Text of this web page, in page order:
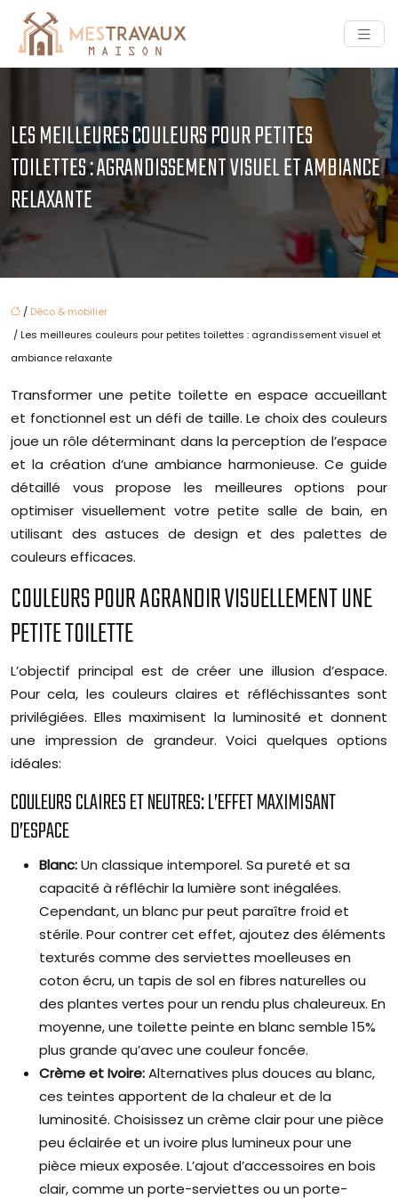
LES MEILLEURES COULEURS POUR PETITES
TOILETTES : AGRANDISSEMENT VISUEL ET AMBIANCE
RELAXANTE
/ Déco & mobilier
/ Les meilleures couleurs pour petites toilettes : agrandissement visuel et
ambiance relaxante
Transformer une petite toilette en espace accueillant
et fonctionnel est un défi de taille. Le choix des couleurs
joue un rôle déterminant dans la perception de l’espace
et la création d’une ambiance harmonieuse. Ce guide
détaillé vous propose les meilleures options pour
optimiser visuellement votre petite salle de bain, en
utilisant des astuces de design et des palettes de
couleurs efficaces.
COULEURS POUR AGRANDIR VISUELLEMENT UNE
PETITE TOILETTE
L’objectif principal est de créer une illusion d’espace.
Pour cela, les couleurs claires et réfléchissantes sont
privilégiées. Elles maximisent la luminosité et donnent
une impression de grandeur. Voici quelques options
idéales:
COULEURS CLAIRES ET NEUTRES: L’EFFET MAXIMISANT
D’ESPACE
Blanc:Un classique intemporel. Sa pureté et sa
capacité à réfléchir la lumière sont inégalées.
Cependant, un blanc pur peut paraître froid et
stérile. Pour contrer cet effet, ajoutez des éléments
texturés comme des serviettes moelleuses en
coton écru, un tapis de sol en fibres naturelles ou
des plantes vertes pour un rendu plus chaleureux. En
moyenne, une toilette peinte en blanc semble 15%
plus grande qu’avec une couleur foncée.
Crème et Ivoire:Alternatives plus douces au blanc,
ces teintes apportent de la chaleur et de la
luminosité. Choisissez un crème clair pour une pièce
peu éclairée et un ivoire plus lumineux pour une
pièce mieux exposée. L’ajout d’accessoires en bois
clair, comme un porte-serviettes ou un porte-